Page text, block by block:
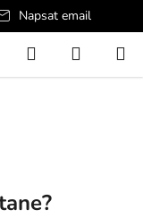
Napsat email
Hledat
KOŠÍK